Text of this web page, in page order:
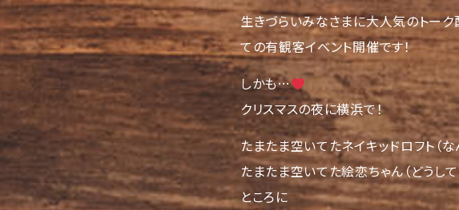
生きづらいみなさまに大人気のトー
ての有観客イベント開催です！
しかも…
クリスマスの夜に横浜で！
たまたま空いてたネイキッドロフト（な
たまたま空いてた絵恋ちゃん（どうし
ところに